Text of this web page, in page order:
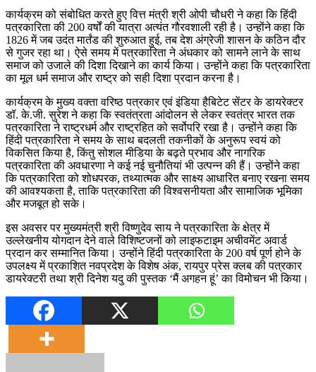
कार्यक्रम को संबोधित करते हुए वित्त मंत्री श्री ओपी चौधरी ने कहा कि हिंदी
पत्रकारिता की 200 वर्षों की यात्रा अत्यंत गौरवशाली रही है। उन्होंने कहा कि
1826 में जब उदंत मार्तंड की शुरुआत हुई, तब देश अंग्रेजी शासन के कठिन दौर
से गुजर रहा था। ऐसे समय में पत्रकारिता ने अंधकार को सामने लाने के साथ
समाज को उजाले की दिशा दिखाने का कार्य किया। उन्होंने कहा कि पत्रकारिता
का मूल धर्म समाज और राष्ट्र को सही दिशा प्रदान करना है।
कार्यक्रम के मुख्य वक्ता वरिष्ठ पत्रकार एवं इंडिया हैबिटेट सेंटर के डायरेक्टर
डॉ. के.जी. सुरेश ने कहा कि स्वतंत्रता आंदोलन से लेकर स्वतंत्र भारत तक
पत्रकारिता ने राष्ट्रधर्म और राष्ट्रहित को सर्वोपरि रखा है। उन्होंने कहा कि
हिंदी पत्रकारिता ने समय के साथ बदलती तकनीकों के अनुरूप स्वयं को
विकसित किया है, किंतु सोशल मीडिया के बढ़ते प्रभाव और नागरिक
पत्रकारिता की अवधारणा ने कई नई चुनौतियां भी उत्पन्न की हैं। उन्होंने कहा
कि पत्रकारिता को शोधपरक, तथ्यात्मक और साक्ष्य आधारित बनाए रखना समय
की आवश्यकता है, ताकि पत्रकारिता की विश्वसनीयता और सामाजिक भूमिका
और मजबूत हो सके।
इस अवसर पर मुख्यमंत्री श्री विष्णुदेव साय ने पत्रकारिता के क्षेत्र में
उल्लेखनीय योगदान देने वाले विशिष्टजनों को लाइफटाइम अचीवमेंट अवार्ड
प्रदान कर सम्मानित किया। उन्होंने हिंदी पत्रकारिता के 200 वर्ष पूर्ण होने के
उपलक्ष्य में प्रकाशित नवप्रदेश के विशेष अंक, रायपुर प्रेस क्लब की पत्रकार
डायरेक्टरी तथा श्री दिनेश यदु की पुस्तक ‘मैं अगहन हूं’ का विमोचन भी किया।